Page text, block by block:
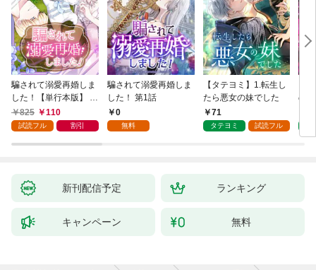
騙されて溺愛再婚しま
した！【単行本版】 1
巻825 110
試読フル 割引
騙されて溺愛再婚しま
した！ 第1話
0
無料
【タテヨミ】1.転生し
たら悪女の妹でした
71
タテヨミ 試読フル
の
新刊配信予定 ランキング
キャンペーン 無料